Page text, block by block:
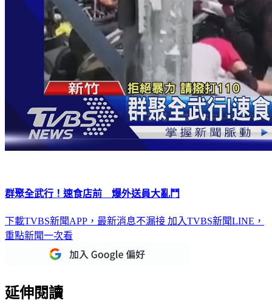
群聚全武行！速食店前 爆外送員大亂鬥
下載TVBS新聞APP，最新消息不漏接 加入TVBS新聞LINE，
重點新聞一次看
延伸閱讀